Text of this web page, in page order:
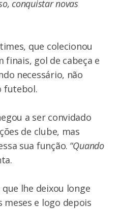
conquistar novas
que colecionou
finais, gol de cabeça e
necessário, não
futebol.
a ser convidado
de clube, mas
sua função. “Quando
lhe deixou longe
e logo depois